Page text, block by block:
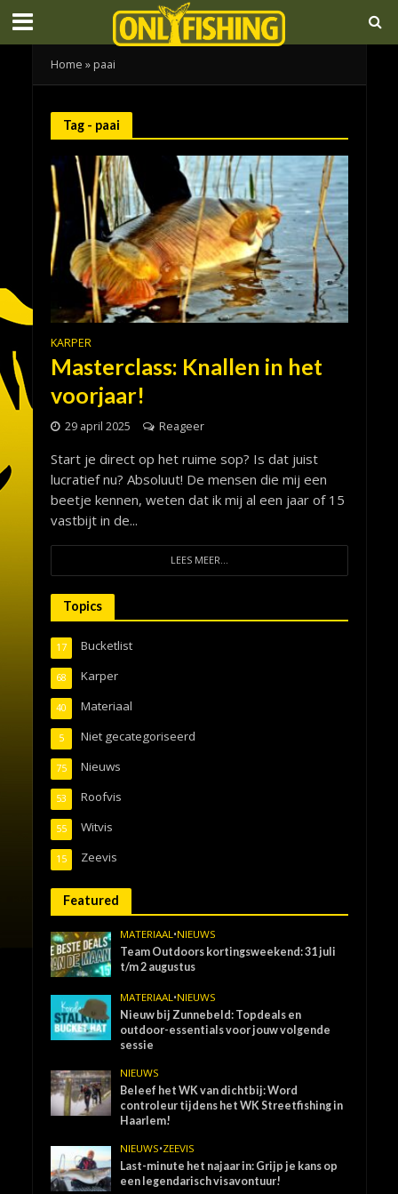
Home » paai
Tag - paai
KARPER
Masterclass: Knallen in het
voorjaar!
29 april 2025 Reageer
Start je direct op het ruime sop? Is dat juist
lucratief nu? Absoluut! De mensen die mij een
beetje kennen, weten dat ik mij al een jaar of 15
vastbijt in de...
LEES MEER...
Topics
Bucketlist
17
Karper
68
Materiaal
40
Niet gecategoriseerd
5
Nieuws
75
Roofvis
53
Witvis
55
Zeevis
15
Featured
MATERIAAL •NIEUWS
Team Outdoors kortingsweekend: 31 juli
t/m 2 augustus
MATERIAAL •NIEUWS
Nieuw bij Zunnebeld: Topdeals en
outdoor-essentials voor jouw volgende
sessie
NIEUWS
Beleef het WK van dichtbij: Word
controleur tijdens het WK Streetfishing in
Haarlem!
NIEUWS•ZEEVIS
Last-minute het najaar in: Grijp je kans op
een legendarisch visavontuur!